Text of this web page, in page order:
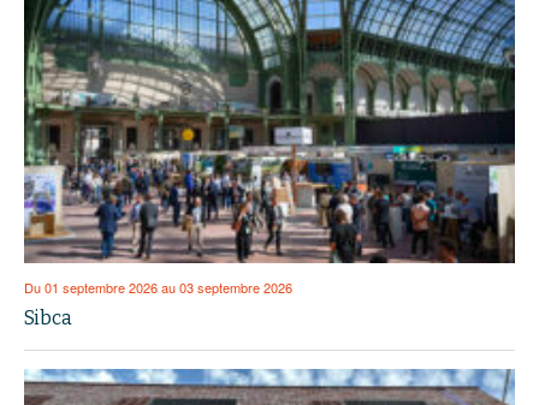
Du 01 septembre 2026 au 03 septembre 2026
Sibca